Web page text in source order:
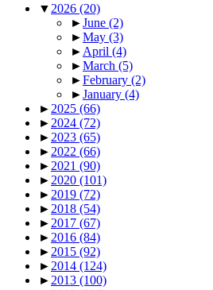
▼ 2026 (20)
►June (2)
►May (3)
► April (4)
►March (5)
►February (2)
►January (4)
► 2025 (66)
► 2024 (72)
► 2023 (65)
► 2022 (66)
► 2021 (90)
► 2020 (101)
► 2019 (72)
► 2018 (54)
► 2017 (67)
► 2016 (84)
► 2015 (92)
► 2014 (124)
► 2013 (100)